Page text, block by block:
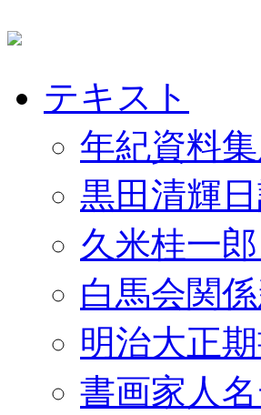
テキスト
年紀資料
黒田清輝
久米桂一
白馬会関
明治大正
書画家人